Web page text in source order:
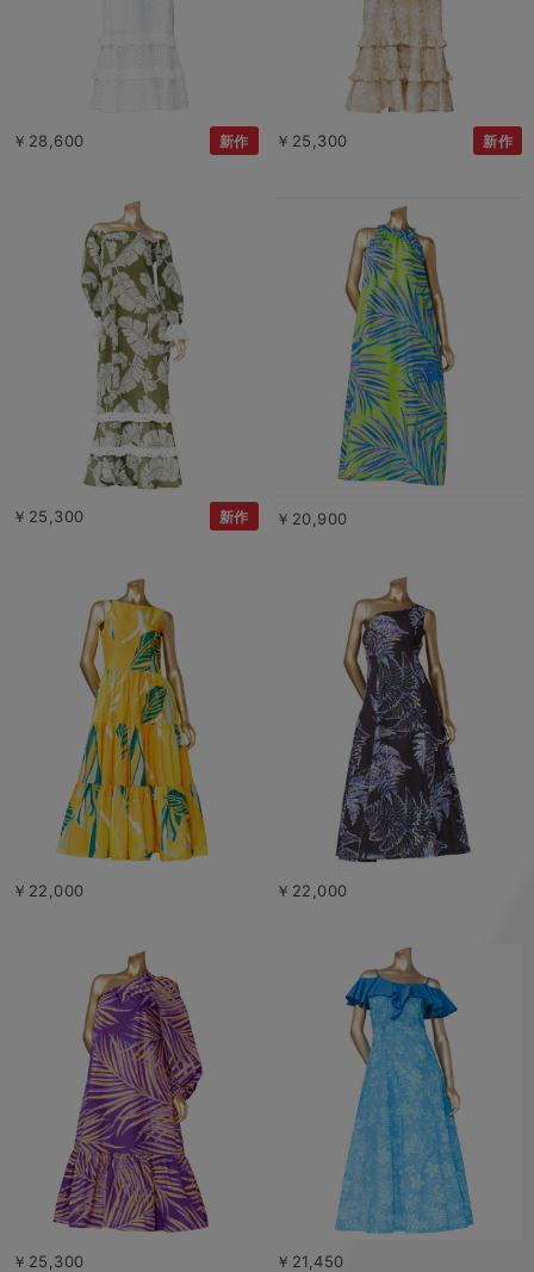
￥28,600 新作 ￥25,300 新作
￥25,300 新作 ￥20,900
￥22,000 ￥22,000
￥25,300 ￥21,450